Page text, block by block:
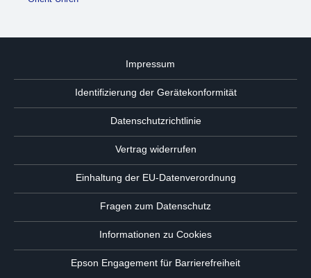
Impressum
Identifizierung der Gerätekonformität
Datenschutzrichtlinie
Vertrag widerrufen
Einhaltung der EU-Datenverordnung
Fragen zum Datenschutz
Informationen zu Cookies
Epson Engagement für Barrierefreiheit